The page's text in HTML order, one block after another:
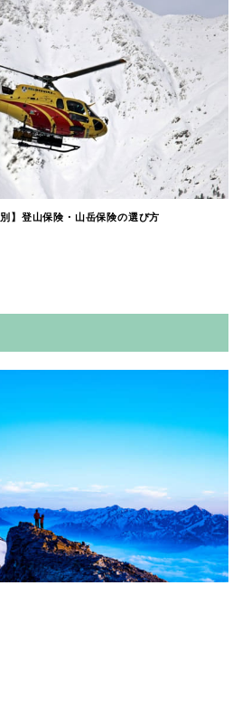
】登山保険・山岳保険の選び方